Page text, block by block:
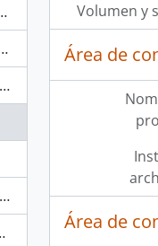
Volumen y
Área de
Área de